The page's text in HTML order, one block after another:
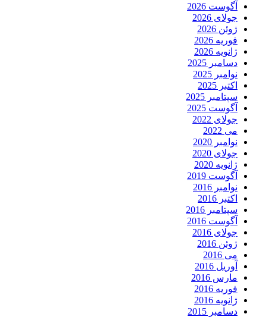
آگوست 2026
جولای 2026
ژوئن 2026
فوریه 2026
ژانویه 2026
دسامبر 2025
نوامبر 2025
اکتبر 2025
سپتامبر 2025
آگوست 2025
جولای 2022
می 2022
نوامبر 2020
جولای 2020
ژانویه 2020
آگوست 2019
نوامبر 2016
اکتبر 2016
سپتامبر 2016
آگوست 2016
جولای 2016
ژوئن 2016
می 2016
آوریل 2016
مارس 2016
فوریه 2016
ژانویه 2016
دسامبر 2015